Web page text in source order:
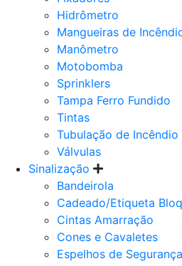
Hidrômetro
Mangueiras de
Manômetro
Motobomba
Sprinklers
Tampa Ferro Fundido
Tintas
Tubulação de Incêndio
Válvulas
Sinalização
Bandeirola
Cadeado/Etiqueta
Cintas Amarração
Cones e Cavaletes
Espelhos de Segurança